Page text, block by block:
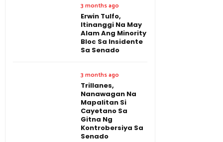
3 months ago
Erwin Tulfo,
Itinanggi Na May
Alam Ang Minority
Bloc Sa Insidente
Sa Senado
3 months ago
Trillanes,
Nanawagan Na
Mapalitan Si
Cayetano Sa
Gitna Ng
Kontrobersiya Sa
Senado